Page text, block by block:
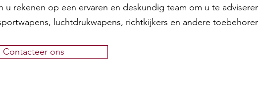
rekenen op een ervaren en deskundig team om u te
luchtdrukwapens, richtkijkers en andere
Contacteer ons